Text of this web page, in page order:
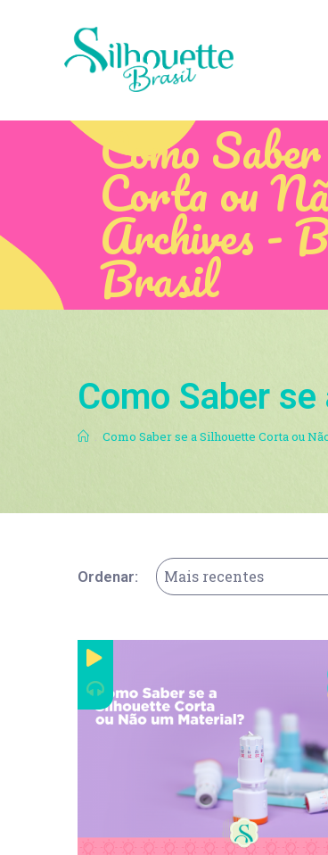
Como
Corta ou
Archives -
Brasil
Como Saber
. Como Saber se a Silhouette Corta ou
Ordenar: Mais recentes